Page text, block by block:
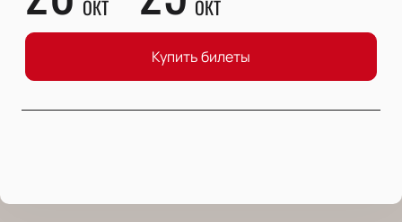
ОКТ ОКТ
Купить билеты